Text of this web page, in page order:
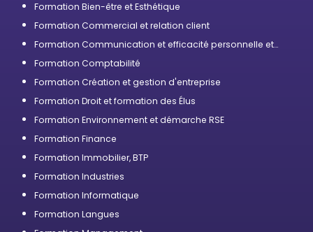
Formation Bien-être et Esthétique
Formation Commercial et relation client
Formation Communication et efficacité personnelle et
Formation Comptabilité
Formation Création et gestion d'entreprise
Formation Droit et formation des Élus
Formation Environnement et démarche RSE
Formation Finance
Formation Immobilier, BTP
Formation Industries
Formation Informatique
Formation Langues